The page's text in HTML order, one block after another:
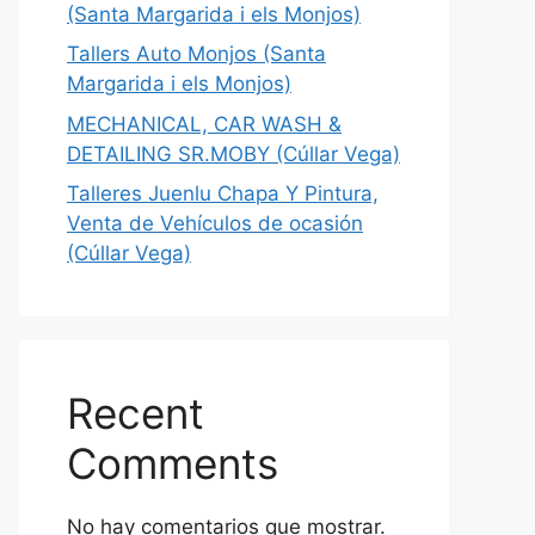
(Santa Margarida i els Monjos)
Tallers Auto Monjos (Santa
Margarida i els Monjos)
MECHANICAL, CAR WASH &
DETAILING SR.MOBY (Cúllar Vega)
Talleres Juenlu Chapa Y Pintura,
Venta de Vehículos de ocasión
(Cúllar Vega)
Recent
Comments
No hay comentarios que mostrar.